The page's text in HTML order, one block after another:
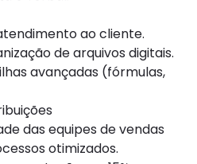
ao cliente.
de arquivos digitais.
avançadas (fórmulas,
das equipes de vendas
otimizados.